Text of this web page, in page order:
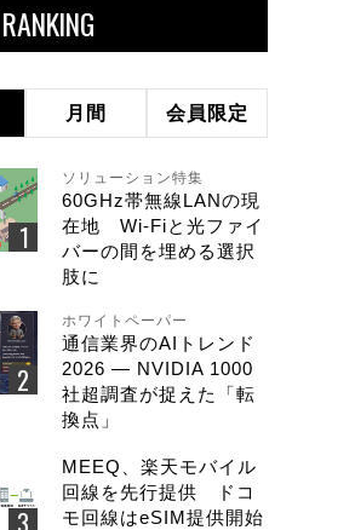
月間 会員限定
ソリューション特集
60GHz帯無線LANの現
在地 Wi-Fiと光ファイ
バーの間を埋める選択
肢に
ホワイトペーパー
通信業界のAIトレンド
2026 ― NVIDIA 1000
社超調査が捉えた「転
換点」
MEEQ、楽天モバイル
回線を先行提供 ドコ
モ回線はeSIM提供開始